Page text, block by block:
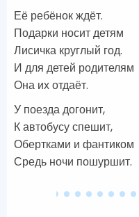
Её ребёнок ждёт.
Подарки носит детям
Лисичка круглый год.
И для детей родителям
Она их отдаёт.
У поезда догонит,
К автобусу спешит,
Обертками и фантиком
Средь ночи пошуршит.